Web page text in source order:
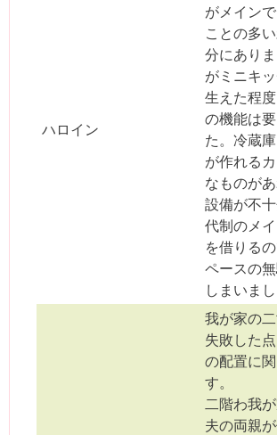
ハロイン
がメイン
ことの多
分にあり
がミニキ
生えた程
の機能は
た。冷蔵
が作れる
なものがあ
設備が不
代制のメ
を借りる
ペースの
しまいまし
我が家の
失敗した
の配置に
す。
二階わ我
夫の両親